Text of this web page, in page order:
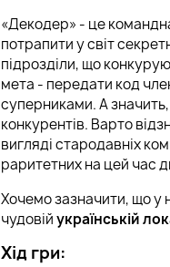
«Декодер» - це
потрапити у світ
підрозділи, що
мета - передати код
суперниками. А значить,
конкурентів. Варто
вигляді стародавніх
раритетних на цей час
Хочемо зазначити, що
чудовійукраїнській
Хід гри: